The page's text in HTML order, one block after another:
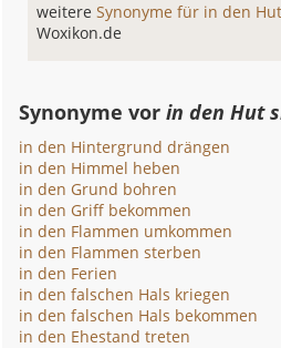
weitereSynonyme für in den
Woxikon.de
Synonyme vorin den Hut
in den Hintergrund drängen
in den Himmel heben
in den Grund bohren
in den Griff bekommen
in den Flammen umkommen
in den Flammen sterben
in den Ferien
in den falschen Hals kriegen
in den falschen Hals bekommen
in den Ehestand treten